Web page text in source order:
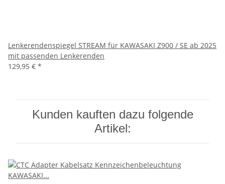
Lenkerendenspiegel STREAM für KAWASAKI Z900 / SE ab 2025
mit passenden Lenkerenden
129,95 € *
Kunden kauften dazu folgende
Artikel: